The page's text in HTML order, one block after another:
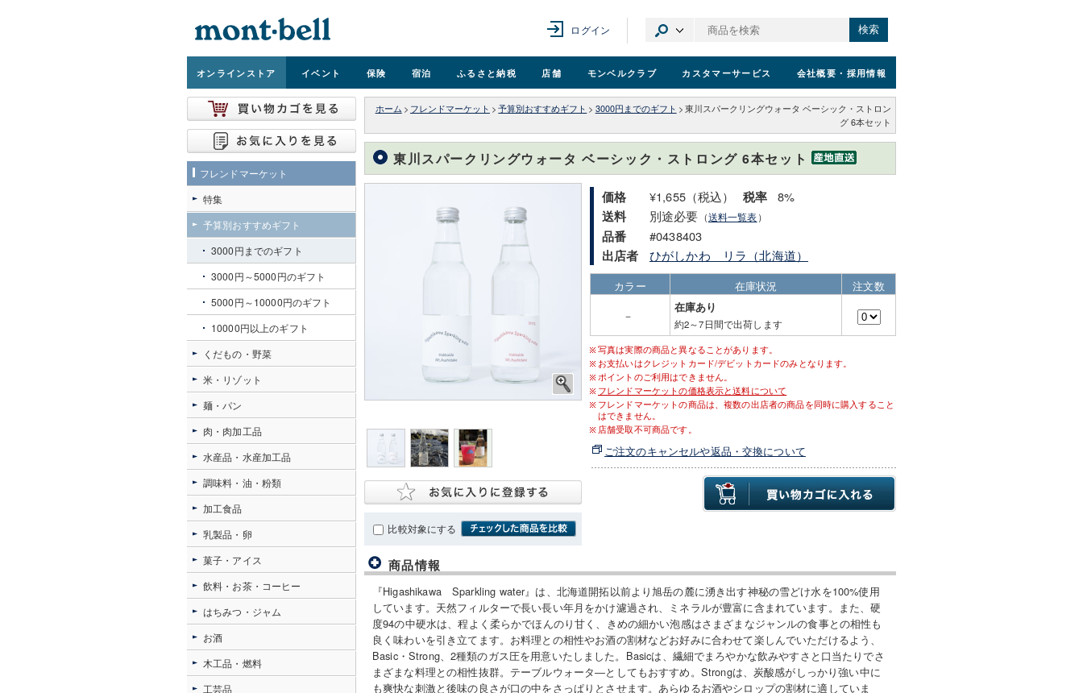
ログイン 検索
オンラインストア イベント 保険 宿泊 ふるさと納税 店舗 モンベルクラブ カスタマーサービス 会社概要 ・採用情報
ホーム > フレンドマーケット > 予算別おすすめギフト > 3000円までのギフト > 東川スパークリングウォータ ベーシック・ストロン
グ 6本セット
東川スパークリングウォータ ベーシック・ストロング 6本セット
比較対象にする
価格 ¥1,655（税込） 税率 8%
送料 別途必要 （送料一覧表）
品番 #0438403
出店者 ひがしかわ リラ（北海道）
カラー 在庫状況
注文数
－
在庫あり
約2～7日間で出荷します
写真は実際の商品と異なることがあります。
お支払いはクレジットカード/デビットカードのみとなります。
ポイントのご利用はできません。
フレンドマーケットの価格表示と送料について
フレンドマーケットの商品は、複数の出店者の商品を同時に購入すること
はできません。
店舗受取不可商品です。
ご注文のキャンセルや返品・交換について
商品情報
『Higashikawa Sparkling water』は、北海道開拓以前より旭岳の麓に湧き出す神秘の雪どけ水を100%使用
しています。天然フィルターで長い長い年月をかけ濾過され、ミネラルが豊富に含まれています。また、硬
度94の中硬水は、程よく柔らかでほんのり甘く、きめの細かい泡感はさまざまなジャンルの食事との相性も
良く味わいを引き立てます。お料理との相性やお酒の割材などお好みに合わせて楽しんでいただけるよう、
Basic・Strong、2種類のガス圧を用意いたしました。Basicは、繊細でまろやかな飲みやすさと口当たりでさ
まざまな料理との相性抜群。テーブルウォータ―としてもおすすめ。Strongは、炭酸感がしっかり強い中に
も爽快な刺激と後味の良さが口の中をさっぱりとさせます。あらゆるお酒やシロップの割材に適していま
フレンドマーケット
特集
予算別おすすめギフト
3000円までのギフト
3000円～5000円のギフト
5000円～10000円のギフト
10000円以上のギフト
くだもの・野菜
米・リゾット
麺・パン
肉・肉加工品
水産品・水産加工品
調味料・油・粉類
加工食品
乳製品・卵
菓子・アイス
飲料・お茶・コーヒー
はちみつ・ジャム
お酒
木工品・燃料
工芸品